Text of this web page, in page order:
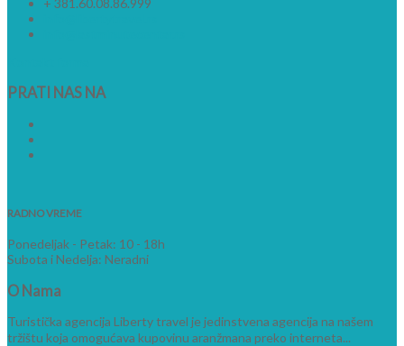
+ 381.60.08.86.999
PRATI NAS NA
RADNO VREME
Ponedeljak - Petak: 10 - 18h
Subota i Nedelja: Neradni
O Nama
Turistička agencija Liberty travel je jedinstvena agencija na našem
tržištu koja omogućava kupovinu aranžmana preko interneta...